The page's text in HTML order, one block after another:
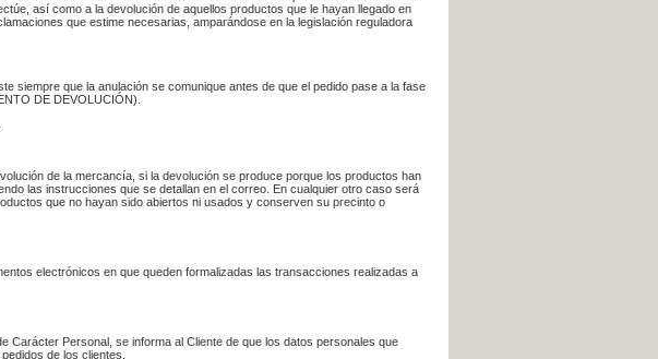
así como a la devolución de aquellos productos que le hayan llegado en
que estime necesarias, amparándose en la legislación reguladora
siempre que la anulación se comunique antes de que el pedido pase a la fase
DE DEVOLUCIÓN).
de la mercancía, si la devolución se produce porque los productos han
las instrucciones que se detallan en el correo. En cualquier otro caso será
que no hayan sido abiertos ni usados y conserven su precinto o
electrónicos en que queden formalizadas las transacciones realizadas a
Carácter Personal, se informa al Cliente de que los datos personales que
de los clientes.